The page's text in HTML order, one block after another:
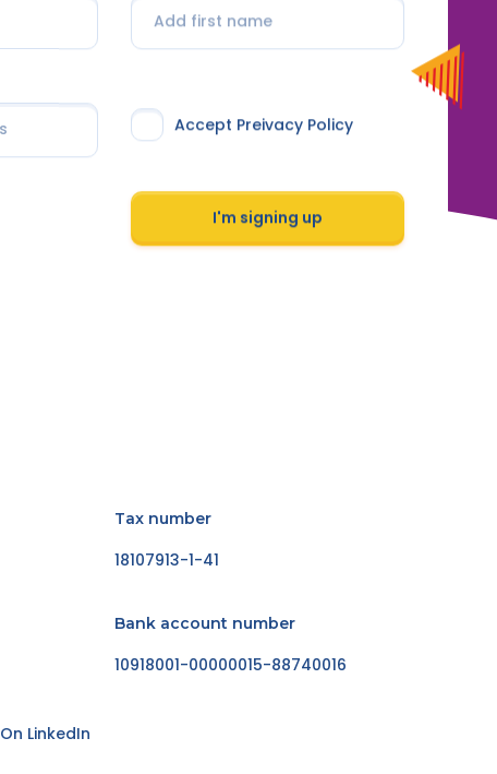
Accept Preivacy Policy
I'm signing up
Tax number
18107913-1-41
Bank account number
10918001-00000015-88740016
On LinkedIn